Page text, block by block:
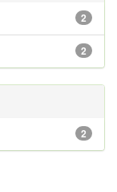
2
2
2